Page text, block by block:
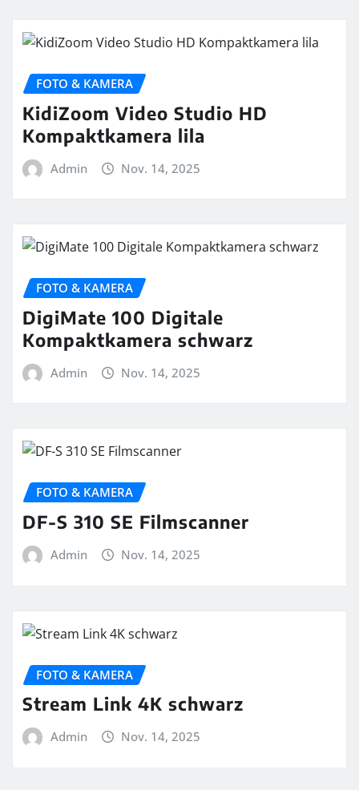
FOTO & KAMERA
KidiZoom Video Studio HD
Kompaktkamera lila
Admin Nov. 14, 2025
FOTO & KAMERA
DigiMate 100 Digitale
Kompaktkamera schwarz
Admin Nov. 14, 2025
FOTO & KAMERA
DF-S 310 SE Filmscanner
Admin Nov. 14, 2025
FOTO & KAMERA
Stream Link 4K schwarz
Admin Nov. 14, 2025